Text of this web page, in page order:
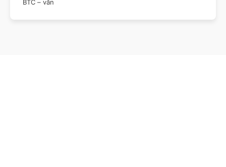
BTC – văn